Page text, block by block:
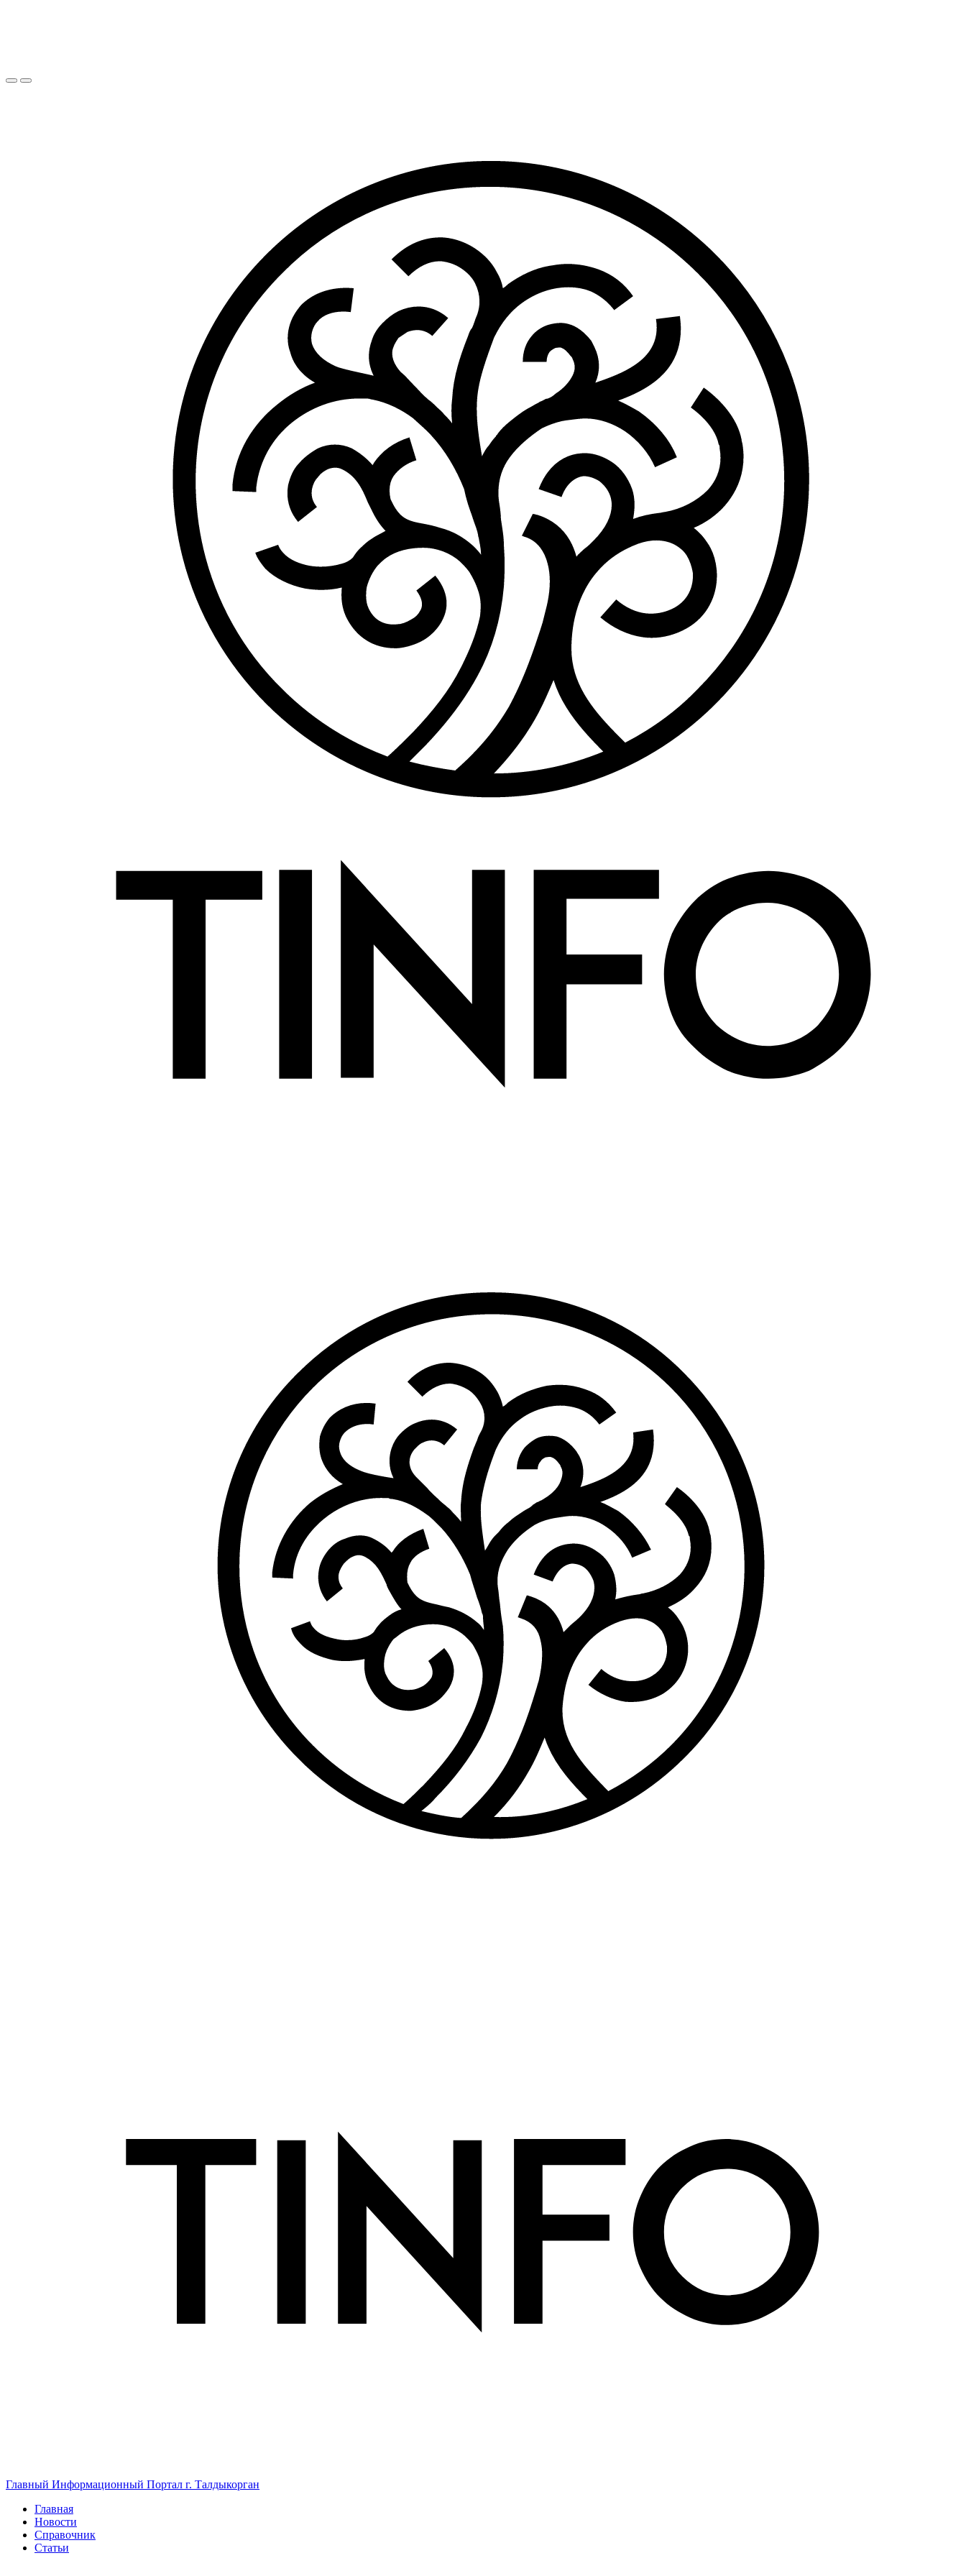
Главный Информационный Портал г. Талдыкорган
Главная
Новости
Справочник
Статьи